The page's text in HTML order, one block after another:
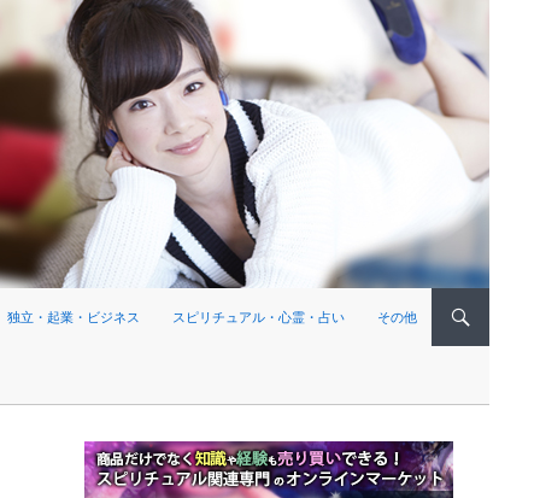
独立・起業・ビジネス スピリチュアル・心霊・占い その他